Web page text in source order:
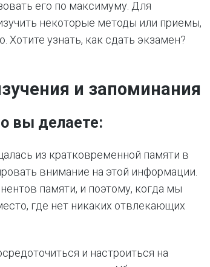
его по максимуму. Для
некоторые методы или приемы,
узнать, как сдать экзамен?
и запоминания
вы делаете:
из кратковременной памяти в
внимание на этой информации.
памяти, и поэтому, когда мы
где нет никаких отвлекающих
и настроиться на